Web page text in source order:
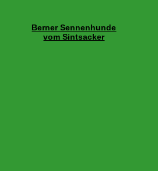
Berner Sennenhunde
vom Sintsacker